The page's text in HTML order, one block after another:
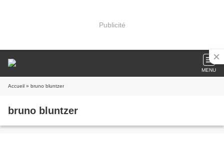
Publicité
MENU
Accueil » bruno bluntzer
bruno bluntzer